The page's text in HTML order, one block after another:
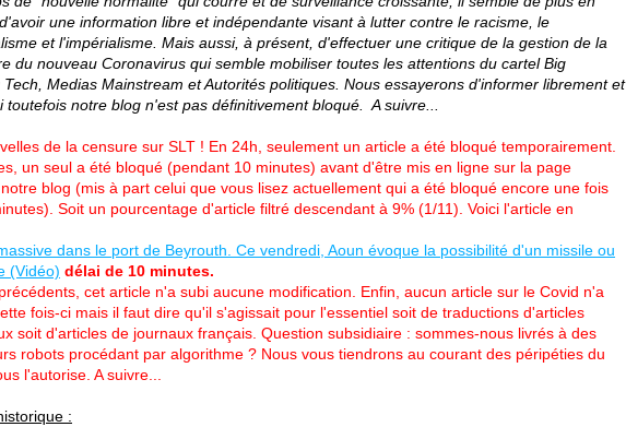
une information libre et indépendante visant à lutter contre le racisme, le
et l'impérialisme. Mais aussi, à présent, d'effectuer une critique de la gestion de la
du nouveau Coronavirus qui semble mobiliser toutes les attentions du cartel Big
Tech, Medias Mainstream et Autorités politiques. Nous essayerons d'informer librement et
toutefois notre blog n'est pas définitivement bloqué. A suivre...
de la censure sur SLT ! En 24h, seulement un article a été bloqué temporairement.
un seul a été bloqué (pendant 10 minutes) avant d'être mis en ligne sur la page
blog (mis à part celui que vous lisez actuellement qui a été bloqué encore une fois
Soit un pourcentage d'article filtré descendant à 9% (1/11). Voici l'article en
dans le port de Beyrouth. Ce vendredi, Aoun évoque la possibilité d'un missile ou
(Vidéo) délai de 10 minutes.
cet article n'a subi aucune modification. Enfin, aucun article sur le Covid n'a
fois-ci mais il faut dire qu'il s'agissait pour l'essentiel soit de traductions d'articles
soit d'articles de journaux français. Question subsidiaire : sommes-nous livrés à des
robots procédant par algorithme ? Nous vous tiendrons au courant des péripéties du
l'autorise. A suivre...
: